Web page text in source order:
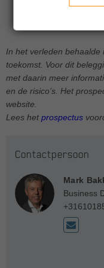
In het verleden
toekomst. Voor dit
met daarin meer
en de risico’s. Het
website.
Lees het prospectus
Contactpersoon
Mark
Business